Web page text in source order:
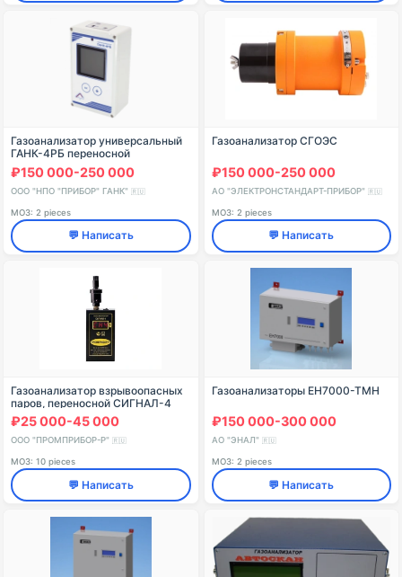
Газоанализатор универсальный
ГАНК-4РБ переносной
₽150 000-250 000
ООО "НПО "ПРИБОР" ГАНК" 🇷🇺
МОЗ: 2 pieces
💬 Написать
Газоанализатор СГОЭС
₽150 000-250 000
АО "ЭЛЕКТРОНСТАНДАРТ-ПРИБОР" 🇷🇺
МОЗ: 2 pieces
💬 Написать
Газоанализатор взрывоопасных
паров, переносной СИГНАЛ-4
₽25 000-45 000
ООО "ПРОМПРИБОР-Р" 🇷🇺
МОЗ: 10 pieces
💬 Написать
Газоанализаторы ЕН7000-ТМН
₽150 000-300 000
АО "ЭНАЛ" 🇷🇺
МОЗ: 2 pieces
💬 Написать